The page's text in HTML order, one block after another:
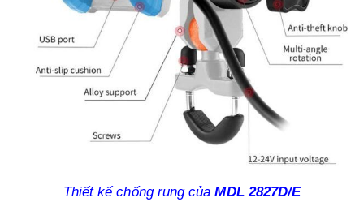
Thiết kế chống rung củaMDL 2827D/E